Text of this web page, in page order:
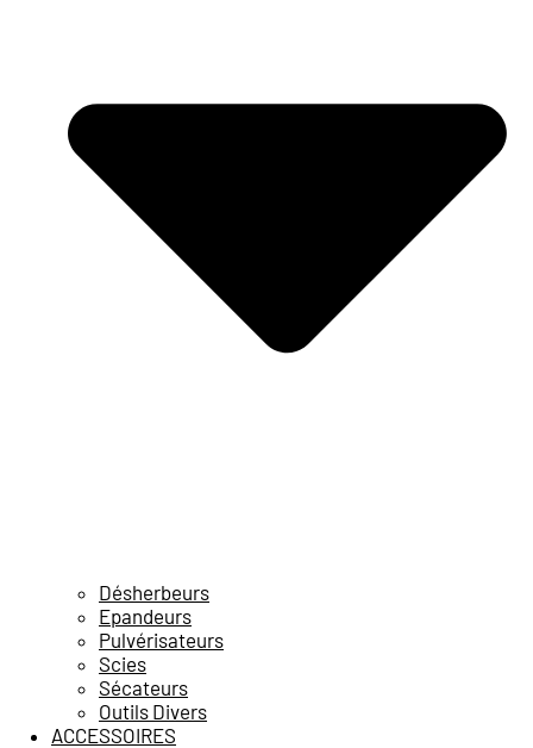
Désherbeurs
Epandeurs
Pulvérisateurs
Scies
Sécateurs
Outils Divers
ACCESSOIRES